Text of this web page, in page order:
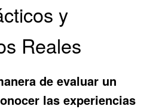
y
Reales
de evaluar un
las experiencias